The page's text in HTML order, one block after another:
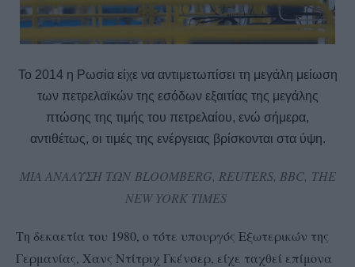
Το 2014 η Ρωσία είχε να αντιμετωπίσει τη μεγάλη μείωση
των πετρελαϊκών της εσόδων εξαιτίας της μεγάλης
πτώσης της τιμής του πετρελαίου, ενώ σήμερα,
αντιθέτως, οι τιμές της ενέργειας βρίσκονται στα ύψη.
ΜΙΑ ΑΝΑΛΥΣΗ ΤΩΝ BLOOMBERG, REUTERS, BBC, THE
NEW YORK TIMES
Τη δεκαετία του 1980, ο τότε υπουργός Εξωτερικών της
Γερμανίας, Χανς Ντίτριχ Γκένσερ, είχε ταχθεί επίμονα